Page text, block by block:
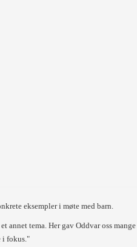
eksempler i møte med barn.
annet tema. Her gav Oddvar oss
i fokus."